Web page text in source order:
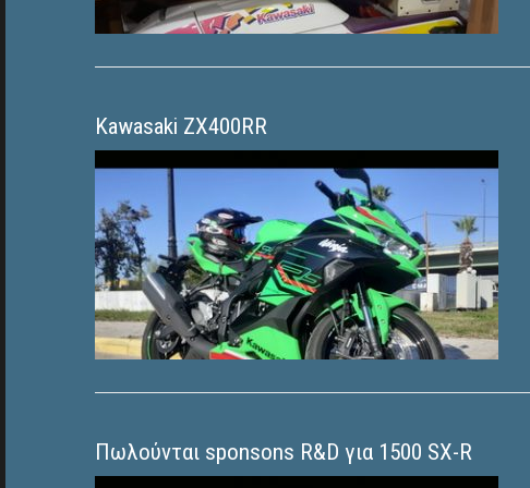
Kawasaki ZX400RR
Πωλούνται sponsons R&D για 1500 SX-R